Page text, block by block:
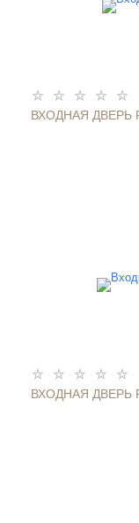
ВХОДНАЯ ДВЕРЬ
ВХОДНАЯ ДВЕРЬ